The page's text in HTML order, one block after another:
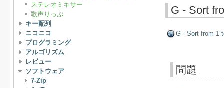
ステレオミキサー
歌声りっぷ
キー配列
ニコニコ
プログラミング
アルゴリズム
レビュー
ソフトウェア
7-Zip
G - Sort
G - Sort from 1
問題